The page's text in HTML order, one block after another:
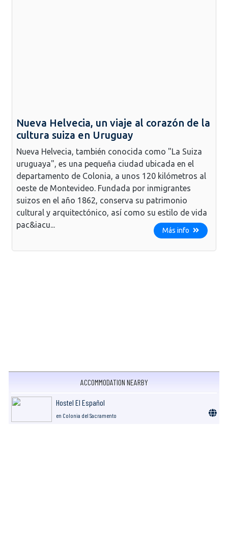
Nueva Helvecia, un viaje al corazón de la
cultura suiza en Uruguay
Nueva Helvecia, también conocida como "La Suiza
uruguaya", es una pequeña ciudad ubicada en el
departamento de Colonia, a unos 120 kilómetros al
oeste de Montevideo. Fundada por inmigrantes
suizos en el año 1862, conserva su patrimonio
cultural y arquitectónico, así como su estilo de vida
pac&iacu...
Más info
ACCOMMODATION NEARBY
Hostel El Español
en Colonia del Sacramento